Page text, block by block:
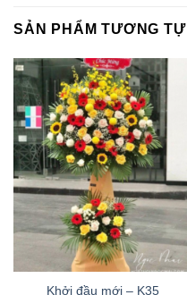
SẢN PHẨM TƯƠNG TỰ
Khởi đầu mới – K35